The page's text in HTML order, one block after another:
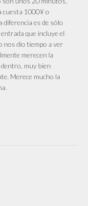
cuesta 1000¥ o
diferencia es de sólo
que incluye el
nos dio tiempo a ver
merecen la
muy bien
Merece mucho la